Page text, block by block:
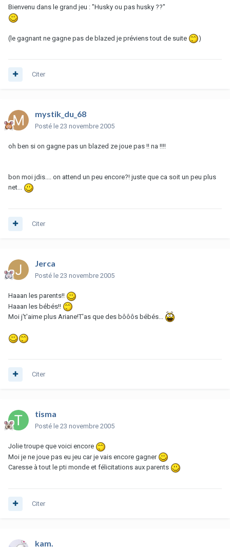
Bienvenu dans le grand jeu : "Husky ou pas husky ??"
(le gagnant ne gagne pas de blazed je préviens tout de suite )
Citer
mystik_du_68
Posté le 23 novembre 2005
oh ben si on gagne pas un blazed ze joue pas !! na !!!!
bon moi jdis.... on attend un peu encore?! juste que ca soit un peu plus
net...
Citer
Jerca
Posté le 23 novembre 2005
Haaan les parents!!
Haaan les bébés!!
Moi j't'aime plus Ariane!T'as que des bôôôs bébés...
Citer
tisma
Posté le 23 novembre 2005
Jolie troupe que voici encore
Moi je ne joue pas eu jeu car je vais encore gagner
Caresse à tout le pti monde et félicitations aux parents
Citer
kam.